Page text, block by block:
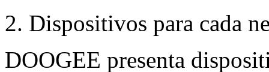
2. Dispositivos para cada
DOOGEE presenta